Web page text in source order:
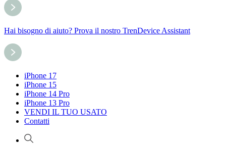
Hai bisogno di aiuto? Prova il nostro TrenDevice Assistant
iPhone 17
iPhone 15
iPhone 14 Pro
iPhone 13 Pro
VENDI IL TUO USATO
Contatti